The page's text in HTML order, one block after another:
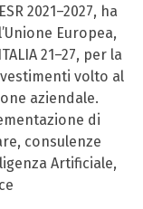
2021–2027, ha
Europea,
21–27, per la
volto al
aziendale.
di
consulenze
Artificiale,